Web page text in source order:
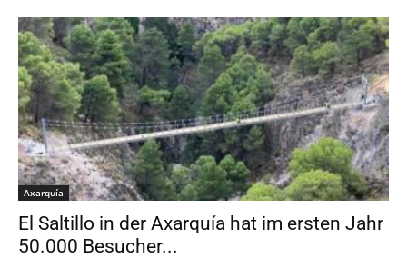
Axarquía
El Saltillo in der Axarquía hat im ersten Jahr
50.000 Besucher...